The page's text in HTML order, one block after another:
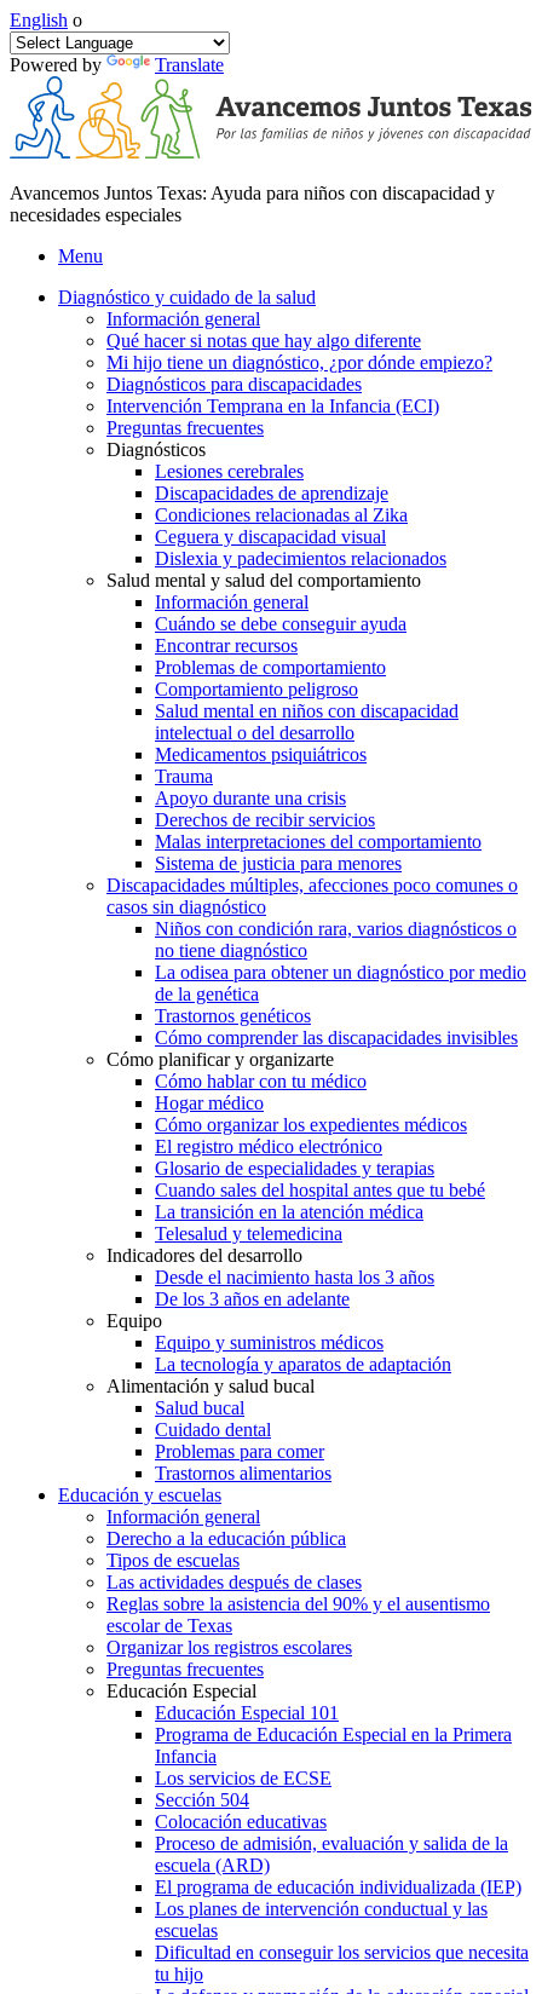
English o
Powered by Translate
Avancemos Juntos Texas: Ayuda para niños con discapacidad y
necesidades especiales
Menu
Diagnóstico y cuidado de la salud
Información general
Qué hacer si notas que hay algo diferente
Mi hijo tiene un diagnóstico, ¿por dónde empiezo?
Diagnósticos para discapacidades
Intervención Temprana en la Infancia (ECI)
Preguntas frecuentes
Diagnósticos
Lesiones cerebrales
Discapacidades de aprendizaje
Condiciones relacionadas al Zika
Ceguera y discapacidad visual
Dislexia y padecimientos relacionados
Salud mental y salud del comportamiento
Información general
Cuándo se debe conseguir ayuda
Encontrar recursos
Problemas de comportamiento
Comportamiento peligroso
Salud mental en niños con discapacidad
intelectual o del desarrollo
Medicamentos psiquiátricos
Trauma
Apoyo durante una crisis
Derechos de recibir servicios
Malas interpretaciones del comportamiento
Sistema de justicia para menores
Discapacidades múltiples, afecciones poco comunes o
casos sin diagnóstico
Niños con condición rara, varios diagnósticos o
no tiene diagnóstico
La odisea para obtener un diagnóstico por medio
de la genética
Trastornos genéticos
Cómo comprender las discapacidades invisibles
Cómo planificar y organizarte
Cómo hablar con tu médico
Hogar médico
Cómo organizar los expedientes médicos
El registro médico electrónico
Glosario de especialidades y terapias
Cuando sales del hospital antes que tu bebé
La transición en la atención médica
Telesalud y telemedicina
Indicadores del desarrollo
Desde el nacimiento hasta los 3 años
De los 3 años en adelante
Equipo
Equipo y suministros médicos
La tecnología y aparatos de adaptación
Alimentación y salud bucal
Salud bucal
Cuidado dental
Problemas para comer
Trastornos alimentarios
Educación y escuelas
Información general
Derecho a la educación pública
Tipos de escuelas
Las actividades después de clases
Reglas sobre la asistencia del 90% y el ausentismo
escolar de Texas
Organizar los registros escolares
Preguntas frecuentes
Educación Especial
Educación Especial 101
Programa de Educación Especial en la Primera
Infancia
Los servicios de ECSE
Sección 504
Colocación educativas
Proceso de admisión, evaluación y salida de la
escuela (ARD)
El programa de educación individualizada (IEP)
Los planes de intervención conductual y las
escuelas
Dificultad en conseguir los servicios que necesita
tu hijo